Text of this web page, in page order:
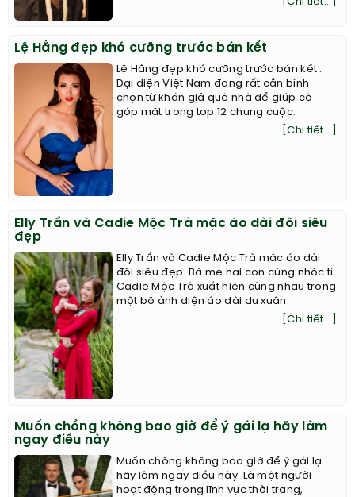
[Chi tiết...]
Lệ Hằng đẹp khó cưỡng trước bán kết
Lệ Hằng đẹp khó cưỡng trước bán kết .
Đại diện Việt Nam đang rất cần bình
chọn từ khán giả quê nhà để giúp cô
góp mặt trong top 12 chung cuộc.
[Chi tiết...]
Elly Trần và Cadie Mộc Trà mặc áo dài đôi siêu
đẹp
Elly Trần và Cadie Mộc Trà mặc áo dài
đôi siêu đẹp. Bà mẹ hai con cùng nhóc tì
Cadie Mộc Trà xuất hiện cùng nhau trong
một bộ ảnh diện áo dài du xuân.
[Chi tiết...]
Muốn chồng không bao giờ để ý gái lạ hãy làm
ngay điều này
Muốn chồng không bao giờ để ý gái lạ
hãy làm ngay điều này. Là một người
hoạt động trong lĩnh vực thời trang,